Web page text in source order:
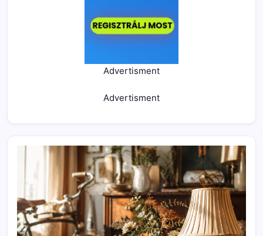
Advertisment
Advertisment